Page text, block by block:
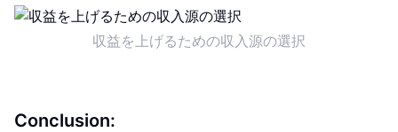
収益を上げるための収入源の選択
Conclusion: